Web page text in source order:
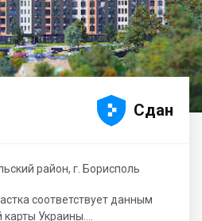




 Сдан
район, г. Борисполь
соответствует данным
Украины....